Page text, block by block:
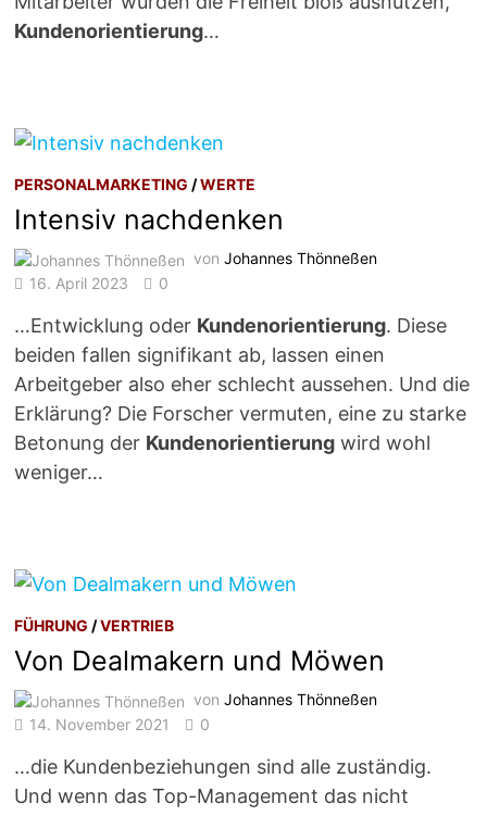
Kundenorientierung…
PERSONALMARKETING /WERTE
Intensiv nachdenken
vonJohannes Thönneßen
16. April 2023
0
…Entwicklung oder Kundenorientierung. Diese
beiden fallen signifikant ab, lassen einen
Arbeitgeber also eher schlecht aussehen. Und die
Erklärung? Die Forscher vermuten, eine zu starke
Betonung der Kundenorientierung wird wohl
weniger…
FÜHRUNG /VERTRIEB
Von Dealmakern und Möwen
vonJohannes Thönneßen
14. November 2021
0
…die Kundenbeziehungen sind alle zuständig.
Und wenn das Top-Management das nicht